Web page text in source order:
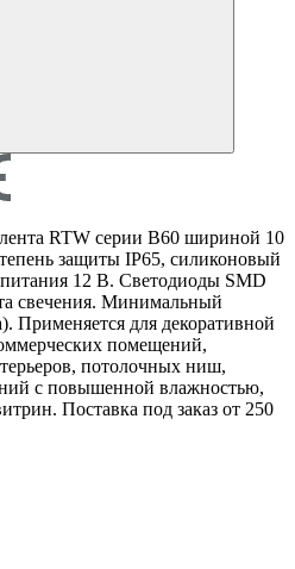
RTW серии B60 шириной 10
защиты IP65, силиконовый
12 В. Светодиоды SMD
свечения. Минимальный
Применяется для декоративной
помещений,
потолочных ниш,
с повышенной влажностью,
Поставка под заказ от 250